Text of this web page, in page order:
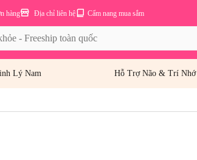
Cẩm nang mua sắm
Địa chỉ liên hệ
hàng
Lý Nam Hỗ Trợ Não & Trí Nhớ